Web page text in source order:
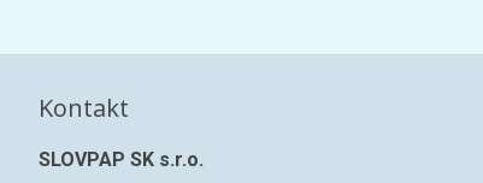
Kontakt
SLOVPAP SK s.r.o.